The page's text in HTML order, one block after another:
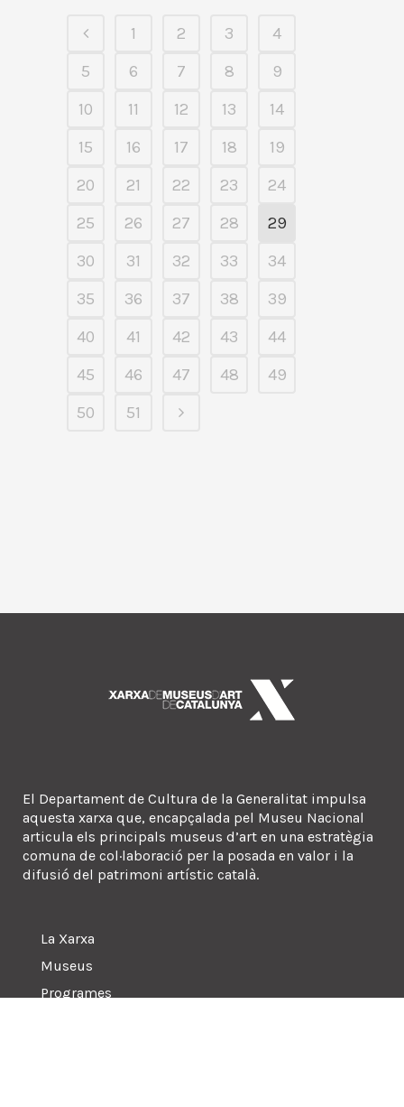
1 2 3
4
5
6 7 8
9
10
11 12 13
14
15
16 17 18
19
20
21 22 23
24
25
26 27 28
29
30
31 32 33
34
35
36 37 38
39
40
41 42 43
44
45
46 47 48
49
50
51
El Departament de Cultura de la Generalitat impulsa
aquesta xarxa que, encapçalada pel Museu Nacional
articula els principals museus d’art en una estratègia
comuna de col·laboració per la posada en valor i la
difusió del patrimoni artístic català.
La Xarxa
Museus
Programes